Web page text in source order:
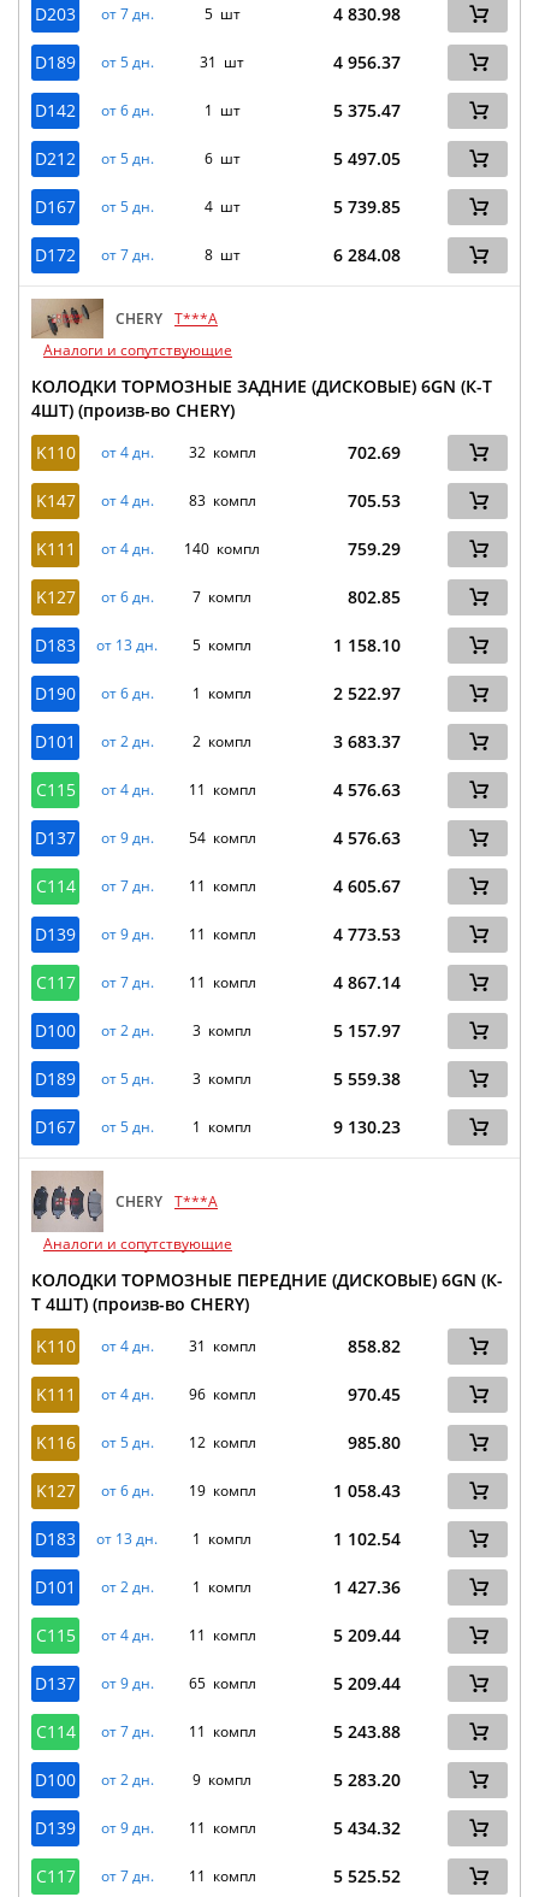
D203 от 7 дн. 5 шт 4 830.98
D189 от 5 дн. 31 шт 4 956.37
D142 от 6 дн. 1 шт 5 375.47
D212 от 5 дн. 6 шт 5 497.05
D167 от 5 дн. 4 шт 5 739.85
D172 от 7 дн. 8 шт 6 284.08
CHERY T***A
Аналоги и сопутствующие
КОЛОДКИ ТОРМОЗНЫЕ ЗАДНИЕ (ДИСКОВЫЕ) 6GN (К-Т
4ШТ) (произв-во CHERY)
K110
от 4 дн. 32 компл 702.69
K147 от 4 дн. 83 компл 705.53
K111 от 4 дн. 140 компл 759.29
K127 от 6 дн. 7 компл 802.85
D183 от 13 дн. 5 компл 1 158.10
D190 от 6 дн. 1 компл 2 522.97
D101 от 2 дн. 2 компл 3 683.37
C115 от 4 дн. 11 компл 4 576.63
D137 от 9 дн. 54 компл 4 576.63
C114 от 7 дн. 11 компл 4 605.67
D139 от 9 дн. 11 компл 4 773.53
C117 от 7 дн. 11 компл 4 867.14
D100 от 2 дн. 3 компл 5 157.97
D189 от 5 дн. 3 компл 5 559.38
D167 от 5 дн. 1 компл 9 130.23
CHERY T***A
Аналоги и сопутствующие
КОЛОДКИ ТОРМОЗНЫЕ ПЕРЕДНИЕ (ДИСКОВЫЕ) 6GN (К-
Т 4ШТ) (произв-во CHERY)
K110
от 4 дн. 31 компл 858.82
K111 от 4 дн. 96 компл 970.45
K116 от 5 дн. 12 компл 985.80
K127 от 6 дн. 19 компл 1 058.43
D183 от 13 дн. 1 компл 1 102.54
D101 от 2 дн. 1 компл 1 427.36
C115 от 4 дн. 11 компл 5 209.44
D137 от 9 дн. 65 компл 5 209.44
C114 от 7 дн. 11 компл 5 243.88
D100 от 2 дн. 9 компл 5 283.20
D139 от 9 дн. 11 компл 5 434.32
C117 от 7 дн. 11 компл 5 525.52